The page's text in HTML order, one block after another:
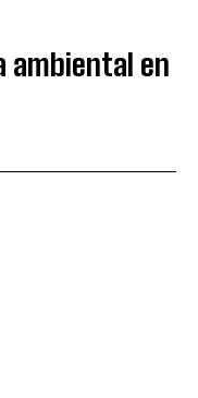
ambiental en